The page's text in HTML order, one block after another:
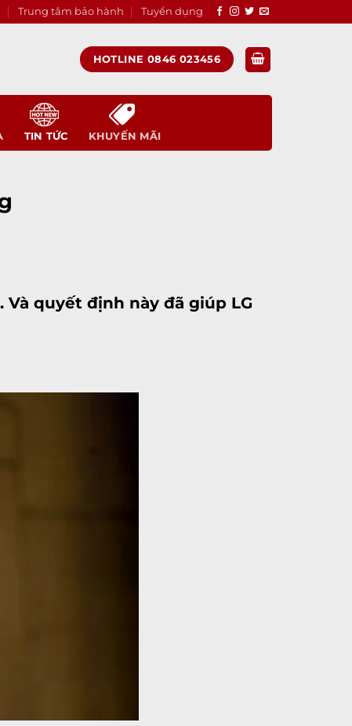
Trung tâm bảo hành Tuyển dụng
HOTLINE 0846 023456
TIN TỨC KHUYẾN MÃI
quyết định này đã giúp LG